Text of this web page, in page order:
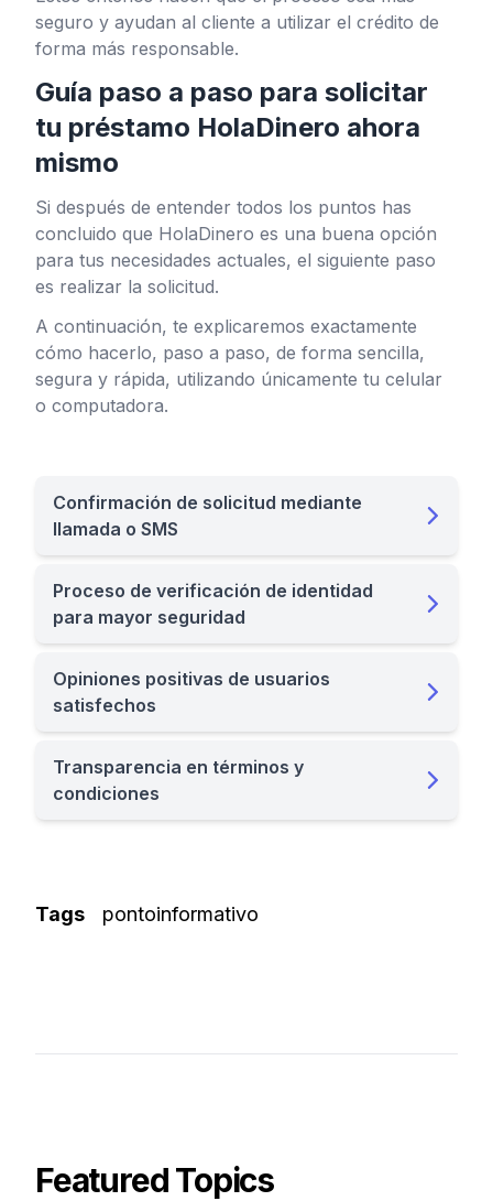
seguro y ayudan al cliente a utilizar el crédito de
forma más responsable.
Guía paso a paso para solicitar
tu préstamo HolaDinero ahora
mismo
Si después de entender todos los puntos has
concluido que HolaDinero es una buena opción
para tus necesidades actuales, el siguiente paso
es realizar la solicitud.
A continuación, te explicaremos exactamente
cómo hacerlo, paso a paso, de forma sencilla,
segura y rápida, utilizando únicamente tu celular
o computadora.
Confirmación de solicitud mediante
llamada o SMS
Proceso de verificación de identidad
para mayor seguridad
Opiniones positivas de usuarios
satisfechos
Transparencia en términos y
condiciones
Tags pontoinformativo
Featured Topics